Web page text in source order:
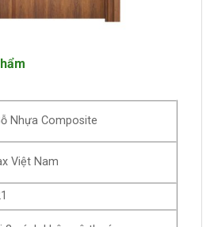
Nhựa Composite
Việt Nam